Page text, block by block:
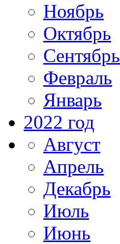
Ноябрь
Октябрь
Сентябрь
Февраль
Январь
2022 год
Август
Апрель
Декабрь
Июль
Июнь